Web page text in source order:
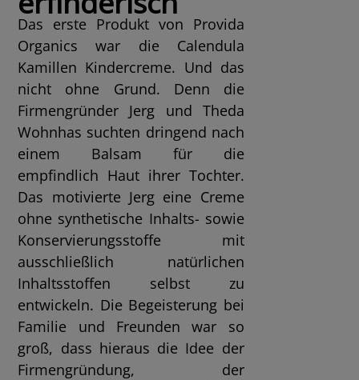
Das erste Produkt von Provida
Organics war die Calendula
Kamillen Kindercreme. Und das
nicht ohne Grund. Denn die
Firmengründer Jerg und Theda
Wohnhas suchten dringend nach
einem Balsam für die
empfindlich Haut ihrer Tochter.
Das motivierte Jerg eine Creme
ohne synthetische Inhalts- sowie
Konservierungsstoffe mit
ausschließlich natürlichen
Inhaltsstoffen selbst zu
entwickeln. Die Begeisterung bei
Familie und Freunden war so
groß, dass hieraus die Idee der
Firmengründung, der